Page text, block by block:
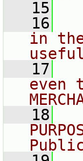
   15
   16
in
   17
even
   18